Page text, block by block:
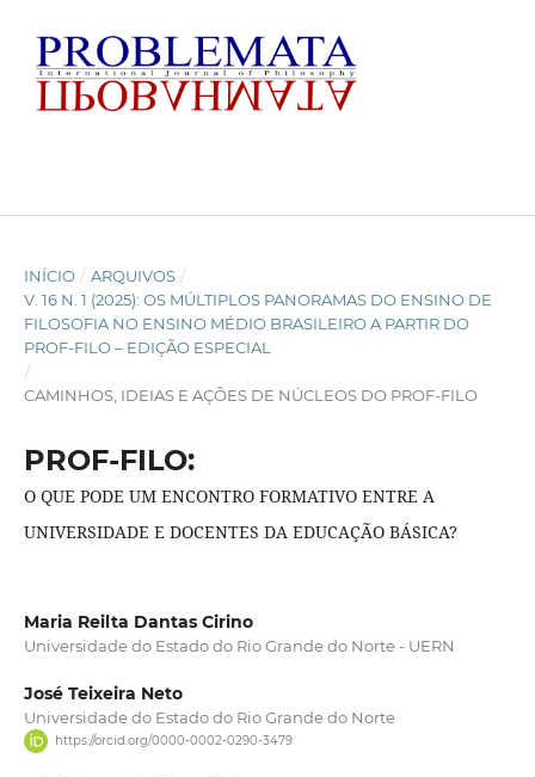
INÍCIO / ARQUIVOS /
V. 16 N. 1 (2025): OS MÚLTIPLOS PANORAMAS DO ENSINO DE
FILOSOFIA NO ENSINO MÉDIO BRASILEIRO A PARTIR DO
PROF-FILO – EDIÇÃO ESPECIAL
/
CAMINHOS, IDEIAS E AÇÕES DE NÚCLEOS DO PROF-FILO
PROF-FILO:
O QUE PODE UM ENCONTRO FORMATIVO ENTRE A
UNIVERSIDADE E DOCENTES DA EDUCAÇÃO BÁSICA?
Maria Reilta Dantas Cirino
Universidade do Estado do Rio Grande do Norte - UERN
José Teixeira Neto
Universidade do Estado do Rio Grande do Norte
https://orcid.org/0000-0002-0290-3479